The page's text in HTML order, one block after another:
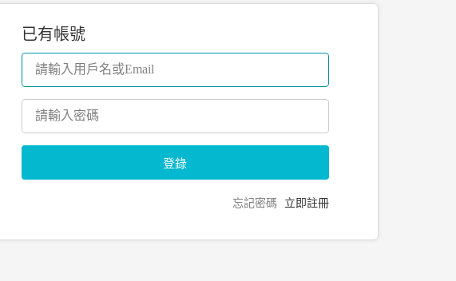
已有帳號
忘記密碼 立即註冊